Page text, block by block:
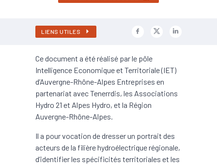
LIENS UTILES
Ce document a été réalisé par le pôle
Intelligence Economique et Territoriale (IET)
d’Auvergne-Rhône-Alpes Entreprises en
partenariat avec Tenerrdis, les Associations
Hydro 21 et Alpes Hydro, et la Région
Auvergne-Rhône-Alpes.
Il a pour vocation de dresser un portrait des
acteurs de la filière hydroélectrique régionale,
d’identifier les spécificités territoriales et les